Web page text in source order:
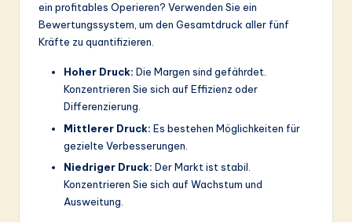
ein profitables Operieren? Verwenden Sie ein
Bewertungssystem, um den Gesamtdruck aller fünf
Kräfte zu quantifizieren.
Hoher Druck: Die Margen sind gefährdet.
Konzentrieren Sie sich auf Effizienz oder
Differenzierung.
Mittlerer Druck: Es bestehen Möglichkeiten für
gezielte Verbesserungen.
Niedriger Druck: Der Markt ist stabil.
Konzentrieren Sie sich auf Wachstum und
Ausweitung.